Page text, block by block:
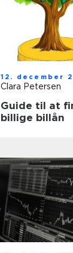
12. december
Clara Petersen
Guide til at
billige billån